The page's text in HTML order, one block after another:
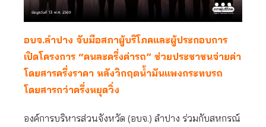
อบจ.ลำปาง จับมือสภาผู้บริโภคและผู้ประกอบการ
เปิดโครงการ “คนละครึ่งค่ารถ” ช่วยประชาชนจ่ายค่า
โดยสารครึ่งราคา หลังวิกฤตน้ำมันแพงกระทบรถ
โดยสารกว่าครึ่งหยุดวิ่ง
องค์การบริหารส่วนจังหวัด (อบจ.) ลำปาง ร่วมกับสหกรณ์